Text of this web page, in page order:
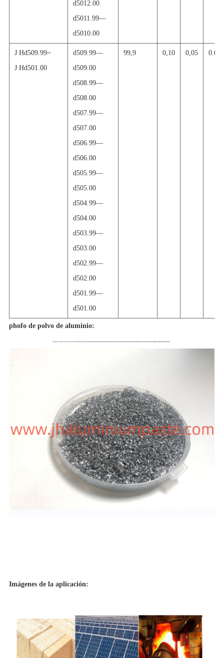
d5012.00
d5011.99—
d5010.00
J Hd509.99~
J Hd501.00
d509.99—
d509.00
d508.99—
d508.00
d507.99—
d507.00
d506.99—
d506.00
d505.99—
d505.00
d504.99—
d504.00
d503.99—
d503.00
d502.99—
d502.00
d501.99—
d501.00
99,9 0,10 0,05 0.008
phofo de polvo de aluminio:
Imágenes de la aplicación: